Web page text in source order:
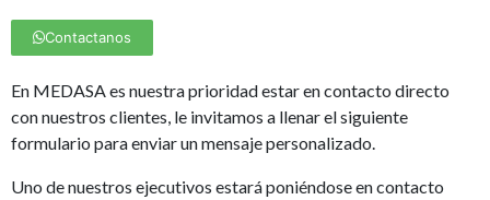
Contactanos
En MEDASA es nuestra prioridad estar en contacto directo
con nuestros clientes, le invitamos a llenar el siguiente
formulario para enviar un mensaje personalizado.
Uno de nuestros ejecutivos estará poniéndose en contacto